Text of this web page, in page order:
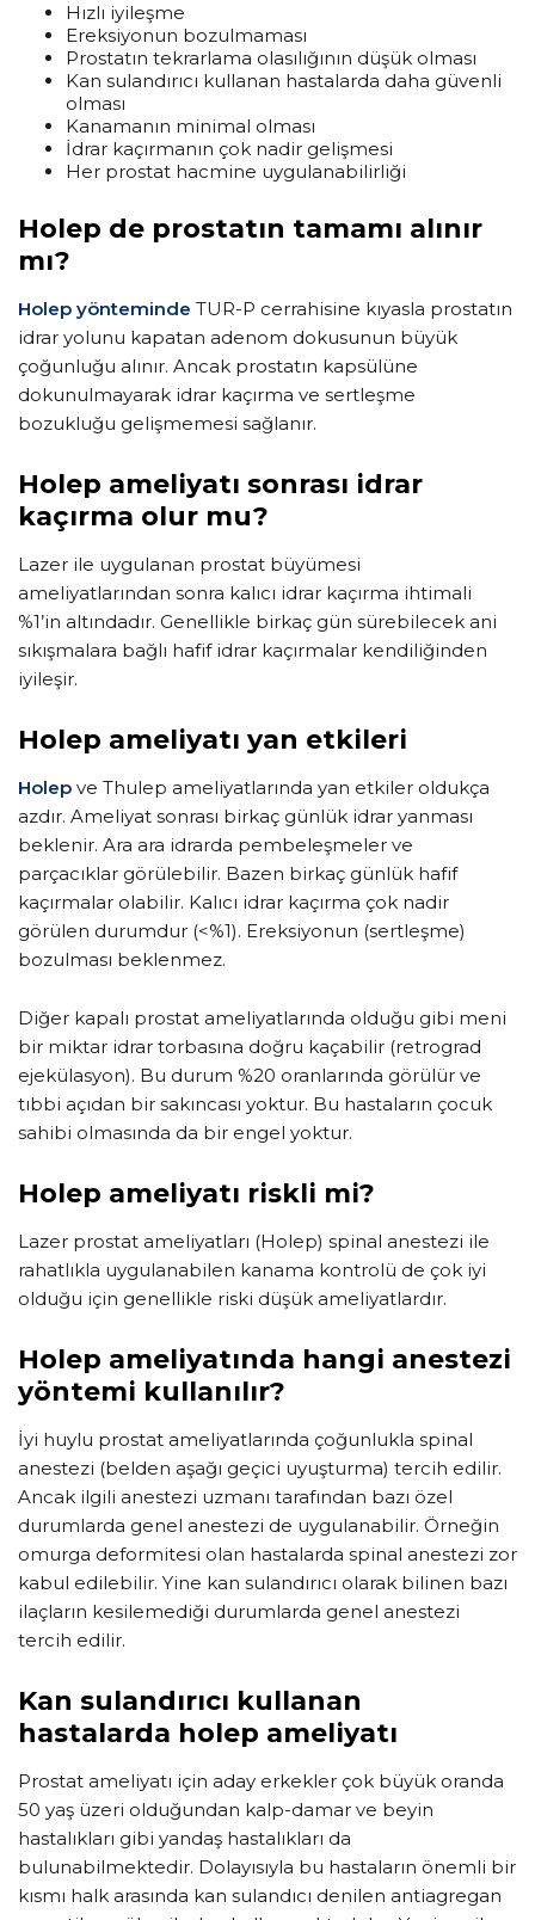
Hızlı iyileşme
Ereksiyonun bozulmaması
Prostatın tekrarlama olasılığının düşük olması
Kan sulandırıcı kullanan hastalarda daha güvenli
olması
Kanamanın minimal olması
İdrar kaçırmanın çok nadir gelişmesi
Her prostat hacmine uygulanabilirliği
Holep de prostatın tamamı alınır
mı?
Holep yönteminde TUR-P cerrahisine kıyasla prostatın
idrar yolunu kapatan adenom dokusunun büyük
çoğunluğu alınır. Ancak prostatın kapsülüne
dokunulmayarak idrar kaçırma ve sertleşme
bozukluğu gelişmemesi sağlanır.
Holep ameliyatı sonrası idrar
kaçırma olur mu?
Lazer ile uygulanan prostat büyümesi
ameliyatlarından sonra kalıcı idrar kaçırma ihtimali
%1’in altındadır. Genellikle birkaç gün sürebilecek ani
sıkışmalara bağlı hafif idrar kaçırmalar kendiliğinden
iyileşir.
Holep ameliyatı yan etkileri
Holep ve Thulep ameliyatlarında yan etkiler oldukça
azdır. Ameliyat sonrası birkaç günlük idrar yanması
beklenir. Ara ara idrarda pembeleşmeler ve
parçacıklar görülebilir. Bazen birkaç günlük hafif
kaçırmalar olabilir. Kalıcı idrar kaçırma çok nadir
görülen durumdur (<%1). Ereksiyonun (sertleşme)
bozulması beklenmez.
Diğer kapalı prostat ameliyatlarında olduğu gibi meni
bir miktar idrar torbasına doğru kaçabilir (retrograd
ejekülasyon). Bu durum %20 oranlarında görülür ve
tıbbi açıdan bir sakıncası yoktur. Bu hastaların çocuk
sahibi olmasında da bir engel yoktur.
Holep ameliyatı riskli mi?
Lazer prostat ameliyatları (Holep) spinal anestezi ile
rahatlıkla uygulanabilen kanama kontrolü de çok iyi
olduğu için genellikle riski düşük ameliyatlardır.
Holep ameliyatında hangi anestezi
yöntemi kullanılır?
İyi huylu prostat ameliyatlarında çoğunlukla spinal
anestezi (belden aşağı geçici uyuşturma) tercih edilir.
Ancak ilgili anestezi uzmanı tarafından bazı özel
durumlarda genel anestezi de uygulanabilir. Örneğin
omurga deformitesi olan hastalarda spinal anestezi zor
kabul edilebilir. Yine kan sulandırıcı olarak bilinen bazı
ilaçların kesilemediği durumlarda genel anestezi
tercih edilir.
Kan sulandırıcı kullanan
hastalarda holep ameliyatı
Prostat ameliyatı için aday erkekler çok büyük oranda
50 yaş üzeri olduğundan kalp-damar ve beyin
hastalıkları gibi yandaş hastalıkları da
bulunabilmektedir. Dolayısıyla bu hastaların önemli bir
kısmı halk arasında kan sulandıcı denilen antiagregan